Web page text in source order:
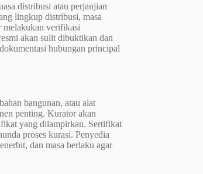
distribusi atau perjanjian
lingkup distribusi, masa
melakukan verifikasi
akan sulit dibuktikan dan
hubungan principal
bangunan, atau alat
penting. Kurator akan
yang dilampirkan. Sertifikat
proses kurasi. Penyedia
dan masa berlaku agar